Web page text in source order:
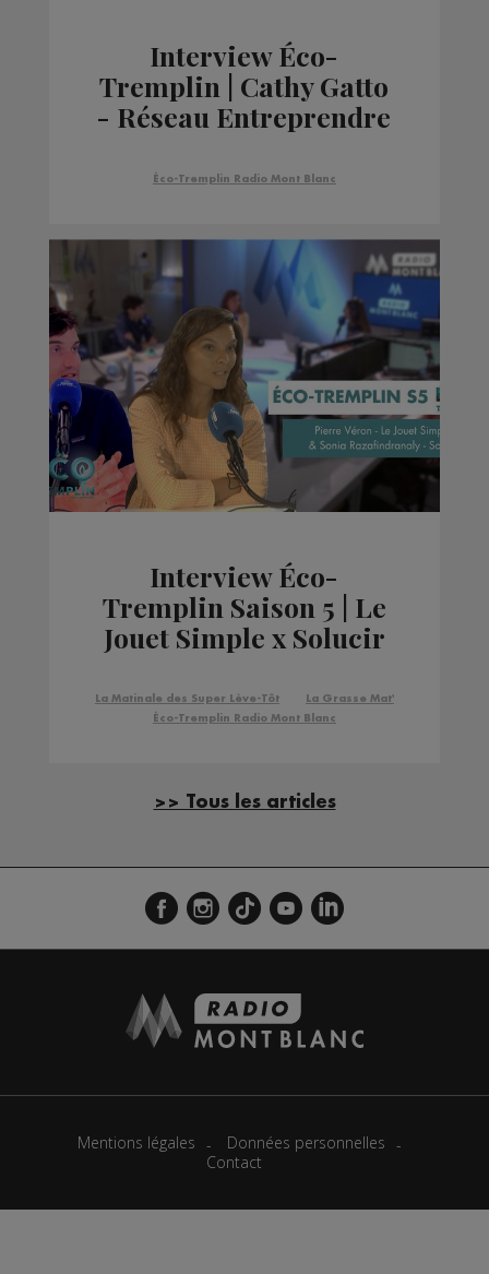
Interview Éco-
Tremplin | Cathy Gatto
- Réseau Entreprendre
Éco-Tremplin Radio Mont Blanc
Interview Éco-
Tremplin Saison 5 | Le
Jouet Simple x Solucir
La Matinale des Super Lève-Tôt
La Grasse Mat'
Éco-Tremplin Radio Mont Blanc
>> Tous les articles
Mentions légales
Données personnelles
Contact